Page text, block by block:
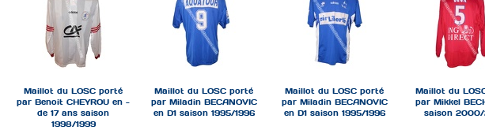
Maillot du LOSC porté
par Benoit CHEYROU en -
de 17 ans saison
1998/1999
Maillot du LOSC porté
par Miladin BECANOVIC
en D1 saison 1995/1996
Maillot du LOSC porté
par Miladin BECANOVIC
en D1 saison 1995/1996
Maillot du
par Mikkel
saison 2000/